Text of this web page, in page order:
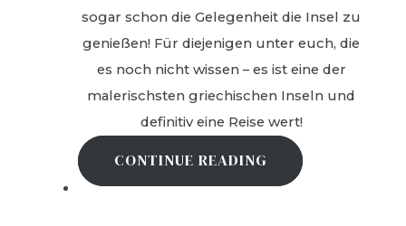
sogar schon die Gelegenheit die Insel zu
genießen! Für diejenigen unter euch, die
es noch nicht wissen – es ist eine der
malerischsten griechischen Inseln und
definitiv eine Reise wert!
CONTINUE READING